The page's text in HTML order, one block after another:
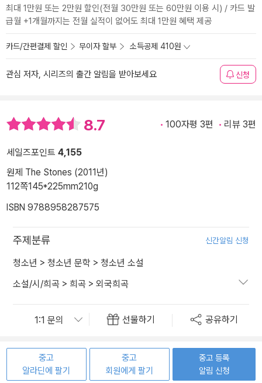
최대 1만원 또는 2만원 할인(전월 30만원 또는 60만원 이용 시) / 카드 발
급월 +1개월까지는 전월 실적이 없어도 최대 1만원 혜택 제공
카드/간편결제 할인 무이자 할부 소득공제 410원
관심 저자, 시리즈의 출간 알림을 받아보세요 신청
8.7 100자평 3편 리뷰 3편
세일즈포인트 4,155
원제 The Stones (2011년)
112쪽145*225mm210g
ISBN 9788958287575
주제분류 신간알림 신청
청소년 > 청소년 문학 > 청소년 소설
소설/시/희곡 > 희곡 > 외국희곡
선물하기 공유하기
중고
알라딘에 팔기
중고
회원에게 팔기
중고 등록
알림 신청